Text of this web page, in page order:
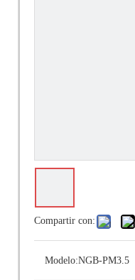
Compartir con:
Modelo:NGB-PM3.5